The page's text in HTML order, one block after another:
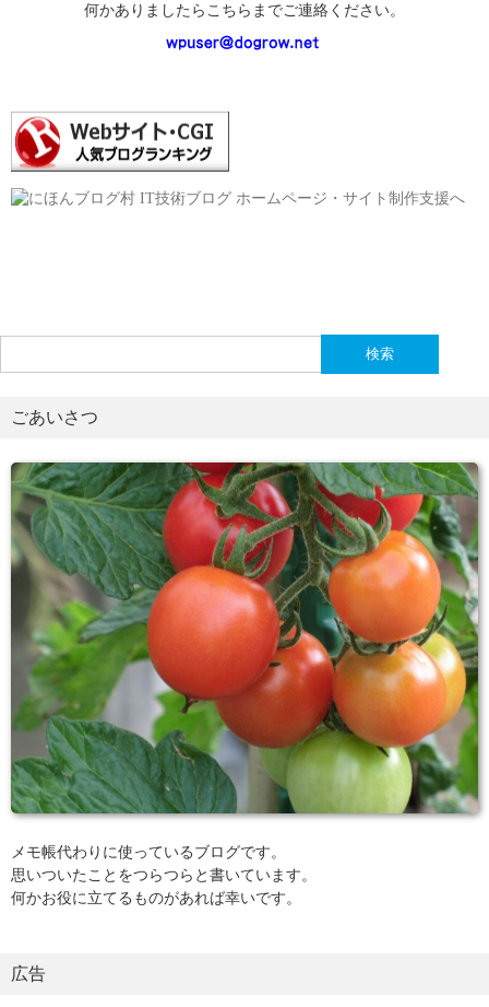
何かありましたらこちらまでご連絡ください。
索:
ごあいさつ
メモ帳代わりに使っているブログです。
思いついたことをつらつらと書いています。
何かお役に立てるものがあれば幸いです。
広告